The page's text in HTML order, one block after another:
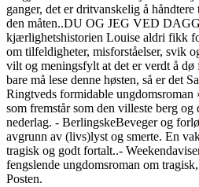
ganger, det er dritvanskelig å
den måten..DU OG JEG VED
kjærlighetshistorien Louise aldri fikk
om tilfeldigheter, misforståelser, svik
vilt og meningsfylt at det er verdt å dø
bare må lese denne høsten, så er det
Ringtveds formidable ungdomsroman
som fremstår som den villeste berg
nederlag. - BerlingskeBeveger og
avgrunn av (livs)lyst og smerte. En
tragisk og godt fortalt..-
fengslende ungdomsroman om
Posten.